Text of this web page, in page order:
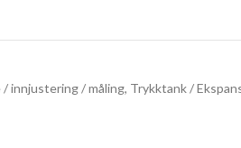
/ innjustering / måling, Trykktank /